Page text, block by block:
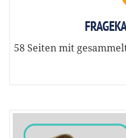
58 Seiten mit